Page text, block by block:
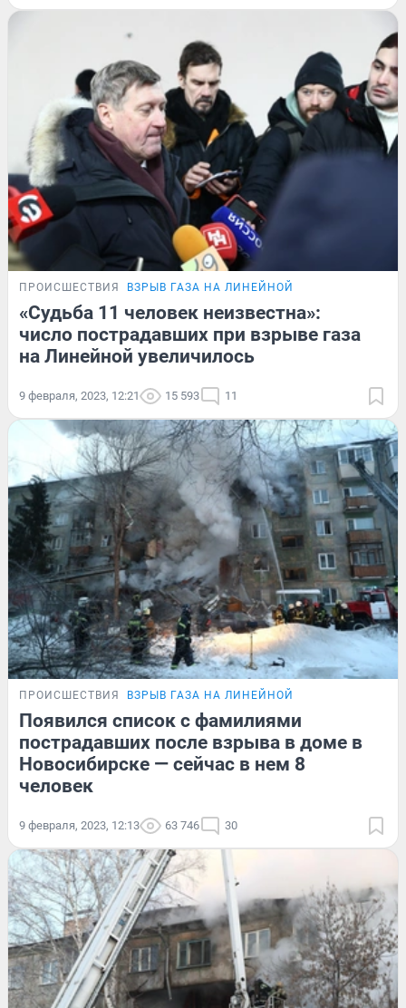
ПРОИСШЕСТВИЯ ВЗРЫВ ГАЗА НА ЛИНЕЙНОЙ
«Судьба 11 человек неизвестна»:
число пострадавших при взрыве газа
на Линейной увеличилось
9 февраля, 2023, 12:21 15 593 11
ПРОИСШЕСТВИЯ ВЗРЫВ ГАЗА НА ЛИНЕЙНОЙ
Появился список с фамилиями
пострадавших после взрыва в доме в
Новосибирске — сейчас в нем 8
человек
9 февраля, 2023, 12:13 63 746 30